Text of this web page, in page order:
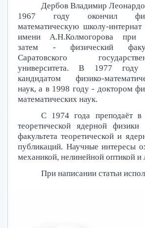
Дербов Владимир
1967 году окончил
математическую школу-
имени А.Н.Колмогорова при
затем - физический
Саратовского
университета. В 1977 году
кандидатом физико-
наук, а в 1998 году - доктором
математических наук.
С 1974 года преподаёт
теоретической ядерной
факультета теоретической и
публикаций. Научные интересы
механикой, нелинейной оптикой и
При написании статьи